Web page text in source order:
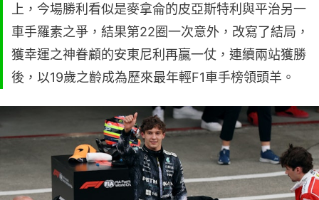
上，今場勝利看似是麥拿侖的皮亞斯特利與平治另一
車手羅素之爭，結果第22圈一次意外，改寫了結局，
獲幸運之神眷顧的安東尼利再贏一仗，連續兩站獲勝
後，以19歲之齡成為歷來最年輕F1車手榜領頭羊。